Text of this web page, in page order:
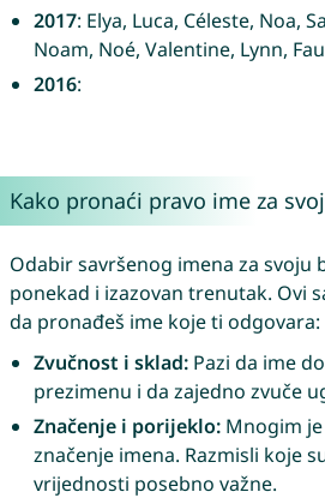
2017: Elya, Luca, Céleste, Noa,
Noam, Noé, Valentine, Lynn,
2016:
Kako pronaći pravo ime za
Odabir savršenog imena za svoju
ponekad i izazovan trenutak. Ovi
da pronađeš ime koje ti odgovara:
Zvučnost i sklad:Pazi da ime
prezimenu i da zajedno zvuče
Značenje i porijeklo:Mnogim je
značenje imena. Razmisli koje
vrijednosti posebno važne.